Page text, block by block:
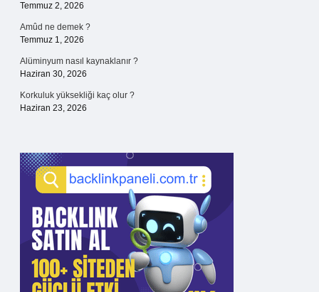
Temmuz 2, 2026
Amûd ne demek ?
Temmuz 1, 2026
Alüminyum nasıl kaynaklanır ?
Haziran 30, 2026
Korkuluk yüksekliği kaç olur ?
Haziran 23, 2026